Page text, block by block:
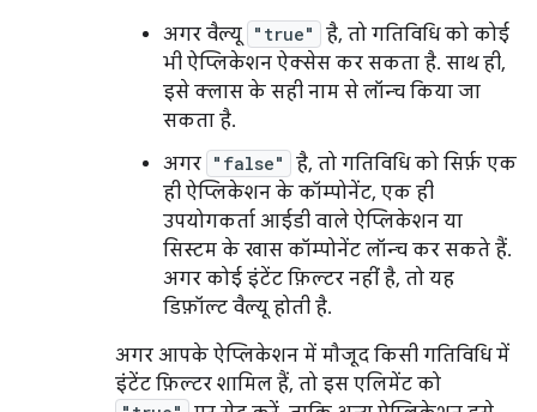
अगर वैल्यू "true"
है, तो गतिविधि को कोई
भी ऐप्लिकेशन ऐक्सेस कर सकता है. साथ ही,
इसे क्लास के सही नाम से लॉन्च किया जा
सकता है.
अगर "false"
है, तो गतिविधि को सिर्फ़ एक
ही ऐप्लिकेशन के कॉम्पोनेंट, एक ही
उपयोगकर्ता आईडी वाले ऐप्लिकेशन या
सिस्टम के खास कॉम्पोनेंट लॉन्च कर सकते हैं.
अगर कोई इंटेंट फ़िल्टर नहीं है, तो यह
डिफ़ॉल्ट वैल्यू होती है.
अगर आपके ऐप्लिकेशन में मौजूद किसी गतिविधि में
इंटेंट फ़िल्टर शामिल हैं, तो इस एलिमेंट को